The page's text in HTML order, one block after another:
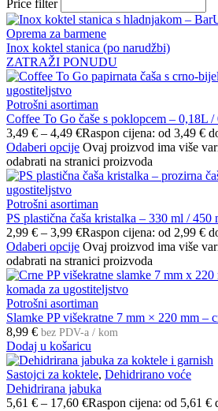
Price filter
Oprema za barmene
Inox koktel stanica (po narudžbi)
ZATRAŽI PONUDU
Potrošni asortiman
Coffee To Go čaše s poklopcem – 0,18L
3,49 € – 4,49 €Raspon cijena: od 3,49 €
Odaberi opcije Ovaj proizvod ima više
odabrati na stranici proizvoda
Potrošni asortiman
PS plastična čaša kristalka – 330 ml / 450
2,99 € – 3,99 €Raspon cijena: od 2,99 €
Odaberi opcije Ovaj proizvod ima više
odabrati na stranici proizvoda
Potrošni asortiman
Slamke PP višekratne 7 mm × 220 mm –
8,99 € bez PDV-a / kom
Dodaj u košaricu
Sastojci za koktele, Dehidrirano voće
Dehidrirana jabuka
5,61 € – 17,60 €Raspon cijena: od 5,61 €